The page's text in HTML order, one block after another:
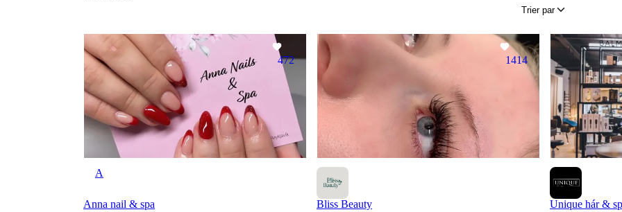
Trier par
472
A
Anna nail & spa
1414
Bliss Beauty Unique hár &